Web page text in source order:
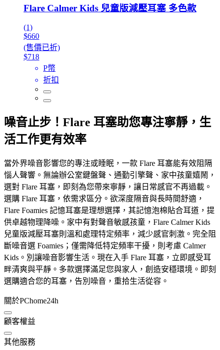
Flare Calmer Kids 兒童版減壓耳塞 多色款
(1)
$660
(售價已折)
$718
P幣
折扣
噪音止步！Flare 耳塞助您專注寧靜，生
活工作更有效率
當外界噪音影響您的專注或睡眠，一款 Flare 耳塞能有效阻隔
惱人聲響。無論辦公室鍵盤聲、通勤引擎聲、家中孩童嬉鬧，
選對 Flare 耳塞，即刻為您帶來寧靜，讓日常感官不再過載。
選購 Flare 耳塞，依需求區分。欲深度隔音與長時間舒適，
Flare Foamies 記憶耳塞是理想選擇，其記憶泡棉貼合耳道，提
供卓越物理降噪。家中有對聲音敏感孩童，Flare Calmer Kids
兒童版減壓耳塞則溫和處理特定頻率，減少感官刺激。完全阻
斷噪音選 Foamies；僅需降低特定頻率干擾，則考慮 Calmer
Kids。別讓噪音影響生活。現在入手 Flare 耳塞，立即感受耳
畔清爽與平靜。多款選擇滿足您與家人，創造安穩環境。即刻
選購適合您的耳塞，告別噪音，重拾生活從容。
關於PChome24h
顧客權益
其他服務